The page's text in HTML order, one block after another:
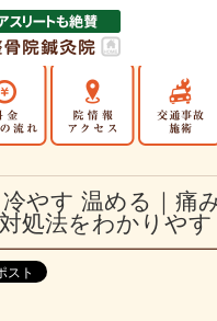
やす 温める｜痛
処法をわかりやす